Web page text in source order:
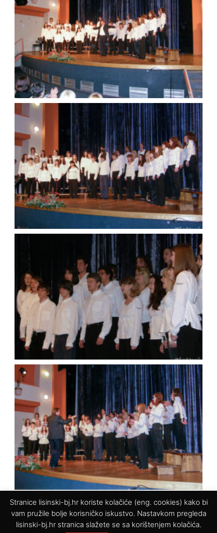
Stranice lisinski-bj.hr koriste kolačiće (eng. cookies) kako bi
vam pružile bolje korisničko iskustvo. Nastavkom pregleda
lisinski-bj.hr stranica slažete se sa korištenjem kolačića.